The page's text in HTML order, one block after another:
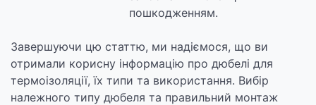
пошкодженням.
Завершуючи цю статтю, ми надіємося, що ви
отримали корисну інформацію про дюбелі для
термоізоляції, їх типи та використання. Вибір
належного типу дюбеля та правильний монтаж